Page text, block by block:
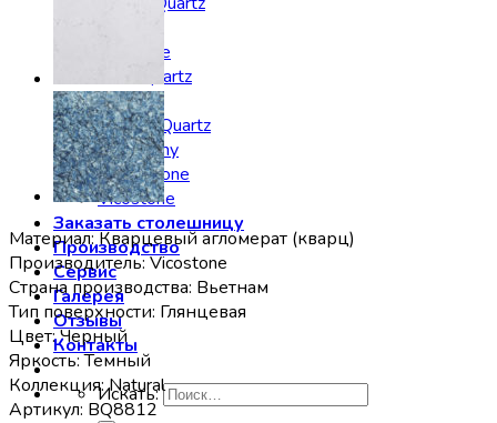
Silestone
Smartquartz
Staron
Stratos Quartz
Symphony
Technistone
Vicostone
Заказать столешницу
Производство
Сервис
Галерея
Отзывы
Контакты
Искать:
Материал: Кварцевый агломерат (кварц)
Производитель: Vicostone
Страна производства: Вьетнам
Тип поверхности: Глянцевая
Цвет: Черный
Яркость: Темный
Коллекция: Natural
Артикул: BQ8812